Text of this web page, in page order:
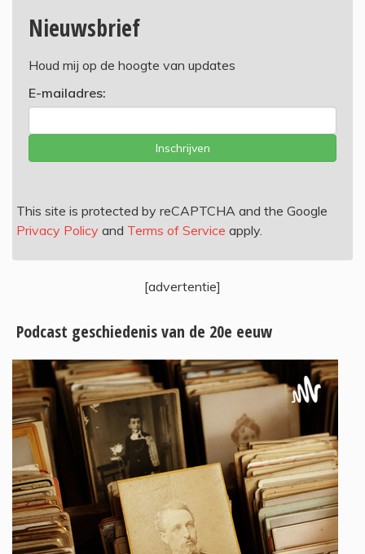
Nieuwsbrief
Houd mij op de hoogte van updates
E-mailadres:
Inschrijven
This site is protected by reCAPTCHA and the Google
Privacy Policy and Terms of Service apply.
[advertentie]
Podcast geschiedenis van de 20e eeuw